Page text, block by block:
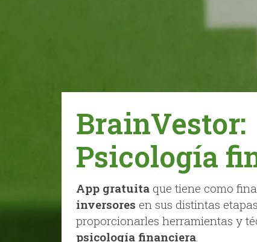
BrainVestor:
Psicología
App gratuita que tiene como
inversores en sus distintas
proporcionarles herramientas y
psicología financiera